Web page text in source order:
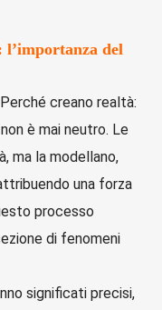
del
creano realtà:
è mai neutro. Le
ma la modellano,
una forza
processo
di fenomeni
significati precisi,